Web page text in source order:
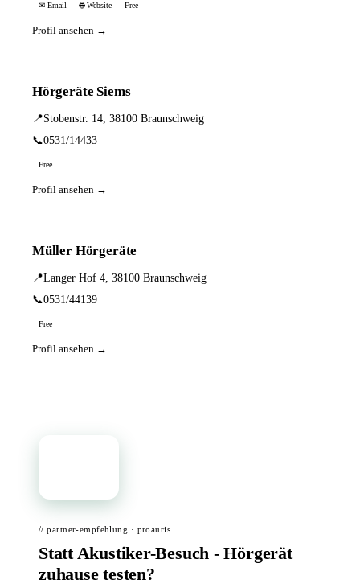
✉ Email 🌐 Website Free
Profil ansehen →
Hörgeräte Siems
📍Stobenstr. 14, 38100 Braunschweig
📞0531/14433
Free
Profil ansehen →
Müller Hörgeräte
📍Langer Hof 4, 38100 Braunschweig
📞0531/44139
Free
Profil ansehen →
// partner-empfehlung · proauris
Statt Akustiker-Besuch - Hörgerät
zuhause testen?